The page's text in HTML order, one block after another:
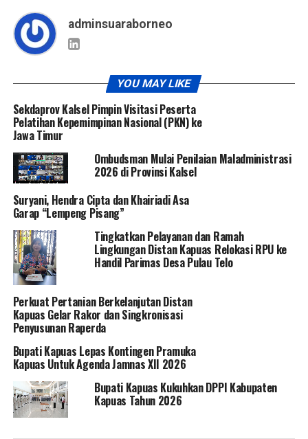
adminsuaraborneo
YOU MAY LIKE
Sekdaprov Kalsel Pimpin Visitasi Peserta
Pelatihan Kepemimpinan Nasional (PKN) ke
Jawa Timur
Ombudsman Mulai Penilaian Maladministrasi
2026 di Provinsi Kalsel
Suryani, Hendra Cipta dan Khairiadi Asa
Garap “Lempeng Pisang”
Tingkatkan Pelayanan dan Ramah
Lingkungan Distan Kapuas Relokasi RPU ke
Handil Parimas Desa Pulau Telo
Perkuat Pertanian Berkelanjutan Distan
Kapuas Gelar Rakor dan Singkronisasi
Penyusunan Raperda
Bupati Kapuas Lepas Kontingen Pramuka
Kapuas Untuk Agenda Jamnas XII 2026
Bupati Kapuas Kukuhkan DPPI Kabupaten
Kapuas Tahun 2026